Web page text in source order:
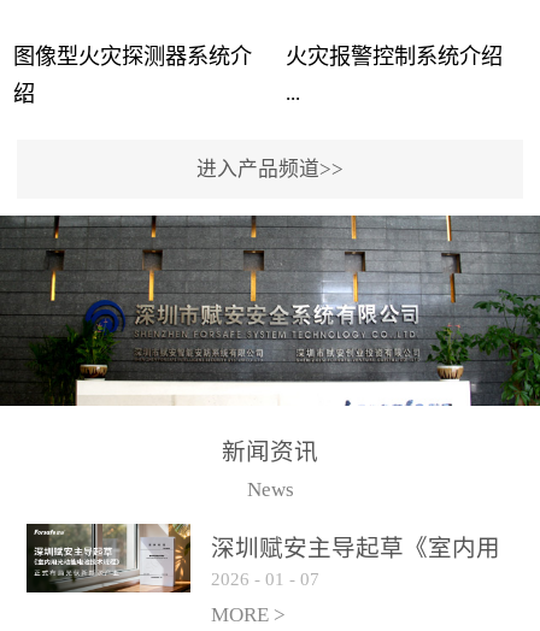
图像型火灾探测器系统介
绍
...
事故频发，传统的火灾探
测方法已无法满足要求。
尤其是目前众多的大型影
剧院、会议展览中心、体
育馆、大型仓库和隧道空
间等，其建筑结构特殊、
火灾隐患多。一旦发生火
传统的火灾关测器无法被
及时缺发，不能及早发现
和有效扑救火火，这不仅
火灾报警控制系统介绍
...
用了具有仲裁机制和冗余
校验的总线传输技术、线
路状态检测与保护技术、
后向光电感烟探测技术、
高可靠的系统抗干扰技术
等多项专利技术和专有技
警领域三十多年技术积累
和工程实践的结晶。
进入产品频道>>
新闻资讯
News
深圳赋安主导起草《室内用
光动能电池技术规程》 正式
布局光伏新能源产业
2026 - 01 - 07
MORE >